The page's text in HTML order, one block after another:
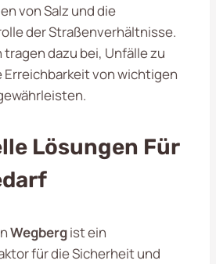
von Salz und die
der Straßenverhältnisse.
tragen dazu bei, Unfälle zu
Erreichbarkeit von wichtigen
Lösungen Für
Wegbergist ein
für die Sicherheit und